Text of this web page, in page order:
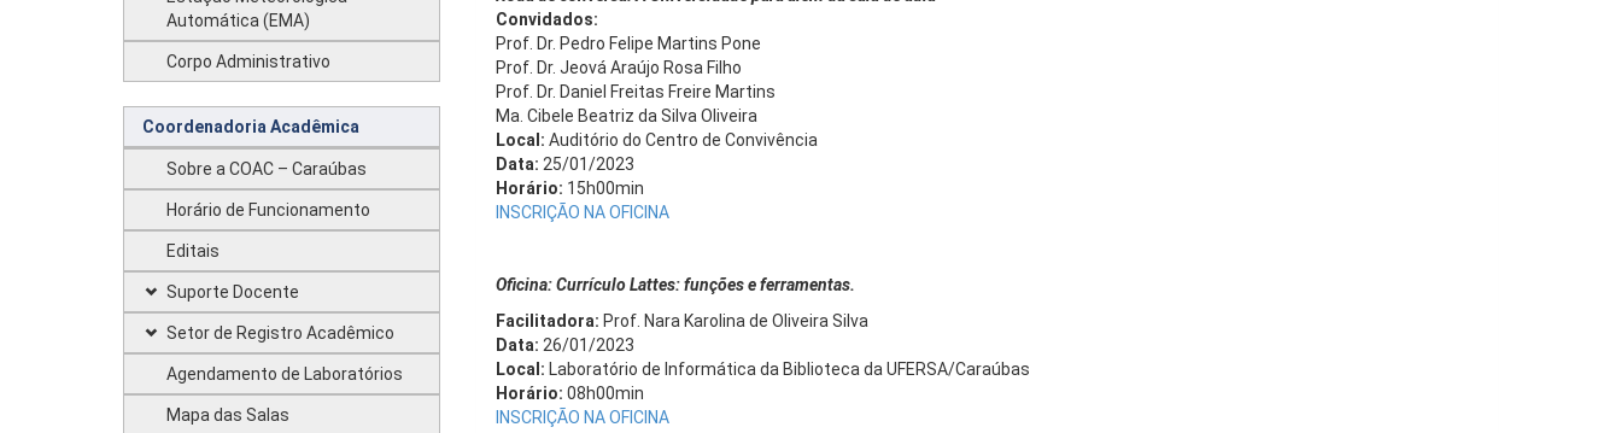
Automática (EMA)
Corpo Administrativo
Coordenadoria Acadêmica
Sobre a COAC – Caraúbas
Horário de Funcionamento
Editais
Suporte Docente
Setor de Registro Acadêmico
Agendamento de Laboratórios
Mapa das Salas
Convidados:
Prof. Dr. Pedro Felipe Martins Pone
Prof. Dr. Jeová Araújo Rosa Filho
Prof. Dr. Daniel Freitas Freire Martins
Ma. Cibele Beatriz da Silva Oliveira
Local: Auditório do Centro de Convivência
Data: 25/01/2023
Horário: 15h00min
INSCRIÇÃO NA OFICINA
Oficina: Currículo Lattes: funções e ferramentas.
Facilitadora: Prof. Nara Karolina de Oliveira Silva
Data: 26/01/2023
Local: Laboratório de Informática da Biblioteca da UFERSA/Caraúbas
Horário: 08h00min
INSCRIÇÃO NA OFICINA